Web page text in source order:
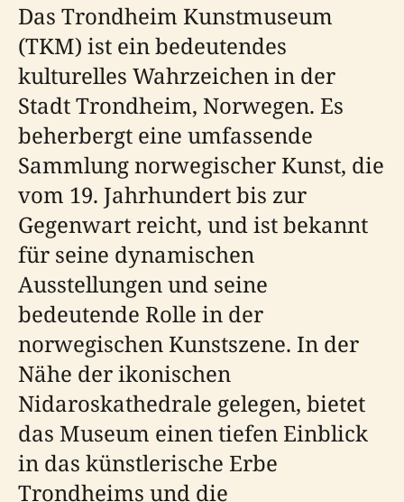
Das Trondheim Kunstmuseum
(TKM) ist ein bedeutendes
kulturelles Wahrzeichen in der
Stadt Trondheim, Norwegen. Es
beherbergt eine umfassende
Sammlung norwegischer Kunst, die
vom 19. Jahrhundert bis zur
Gegenwart reicht, und ist bekannt
für seine dynamischen
Ausstellungen und seine
bedeutende Rolle in der
norwegischen Kunstszene. In der
Nähe der ikonischen
Nidaroskathedrale gelegen, bietet
das Museum einen tiefen Einblick
in das künstlerische Erbe
Trondheims und die